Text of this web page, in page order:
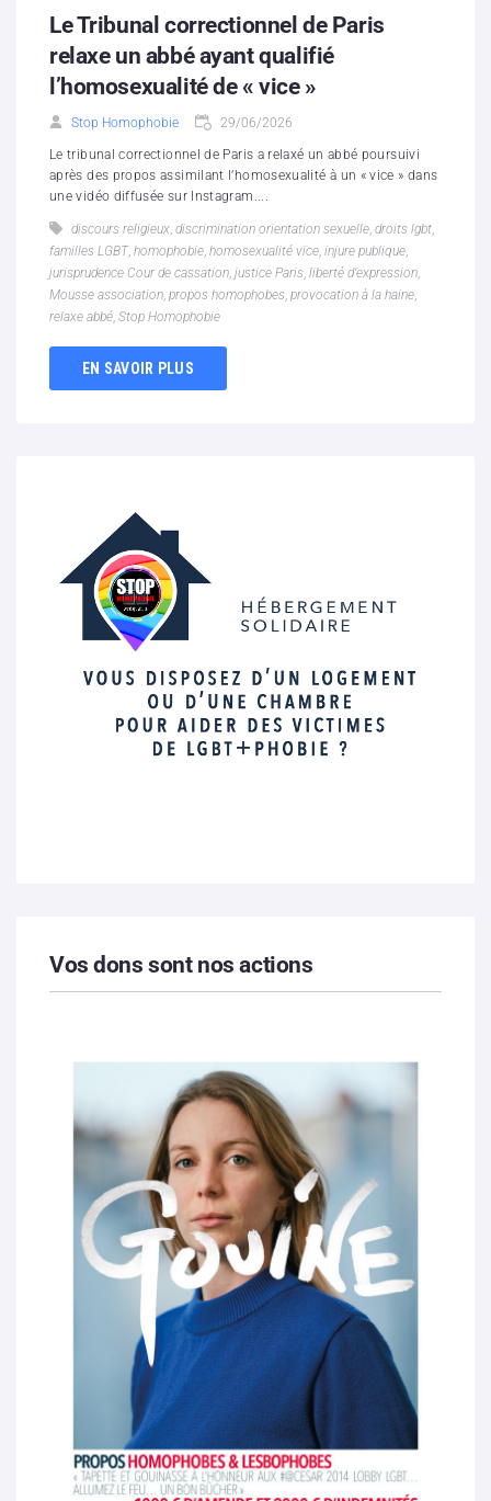
Le Tribunal correctionnel de Paris
relaxe un abbé ayant qualifié
l’homosexualité de « vice »
Stop Homophobie 29/06/2026
Le tribunal correctionnel de Paris a relaxé un abbé poursuivi
après des propos assimilant l’homosexualité à un « vice » dans
une vidéo diffusée sur Instagram....
discours religieux, discrimination orientation sexuelle, droits lgbt,
familles LGBT, homophobie, homosexualité vice, injure publique,
jurisprudence Cour de cassation, justice Paris, liberté d’expression,
Mousse association, propos homophobes, provocation à la haine,
relaxe abbé, Stop Homophobie
EN SAVOIR PLUS
Vos dons sont nos actions